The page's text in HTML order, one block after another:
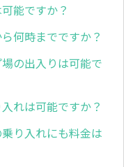
能ですか？
何時までですか？
の出入りは可能で
れは可能ですか？
り入れにも料金は